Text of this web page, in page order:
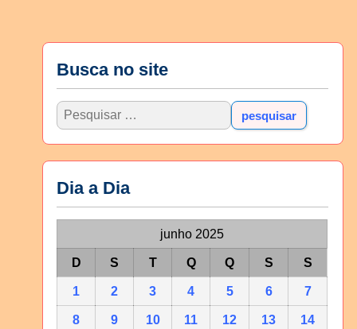
Busca no site
Dia a Dia
junho 2025
D S T Q Q S S
1 2 3 4 5 6 7
8 9 10 11 12 13 14